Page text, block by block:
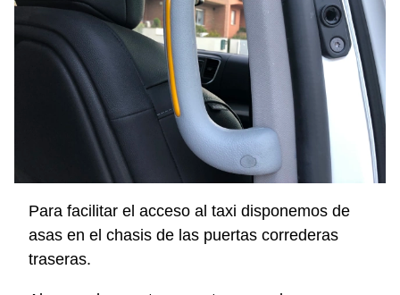
Para facilitar el acceso al taxi disponemos de
asas en el chasis de las puertas correderas
traseras.